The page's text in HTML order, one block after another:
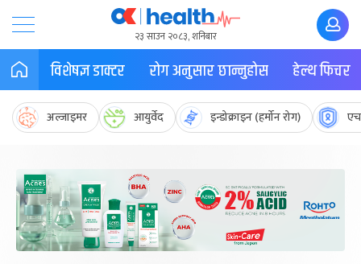
२३ साउन २०८३, शनिबार
विशेषज्ञ डाक्टर रोग अनुसार छान्नुहोस हेल्थ फिचर
अल्जाइमर आयुर्वेद इन्डोक्राइन (हर्मोन रोग)